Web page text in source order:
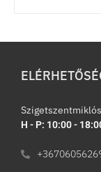
H - P: 10:00 -